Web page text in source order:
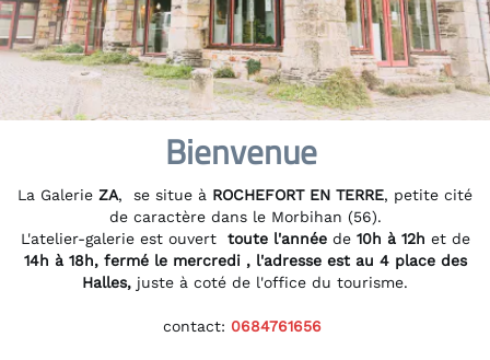
Bienvenue
La Galerie ZA, se situe à ROCHEFORT EN TERRE, petite cité
de caractère dans le Morbihan (56).
L'atelier-galerie est ouvert toute l'annéede 10h à 12h et de
14h à 18h, fermé le mercredi , l'adresse est au 4 place des
Halles, juste à coté de l'office du tourisme.
contact: 0684761656